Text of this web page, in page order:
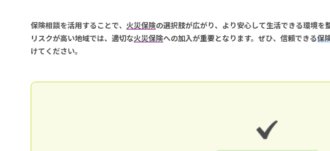
保険相談を活用することで、 火災保険の選択肢が広がり、より安心して生活できる環境を
リスクが高い地域では、適切な火災保険への加入が重要となります。ぜひ、信頼できる保
けてください。